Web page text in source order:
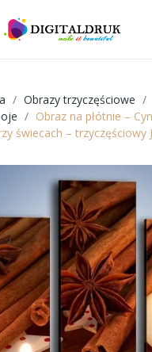
Obrazy trzyczęściowe
Obraz na płótnie –
świecach – trzyczęściowy